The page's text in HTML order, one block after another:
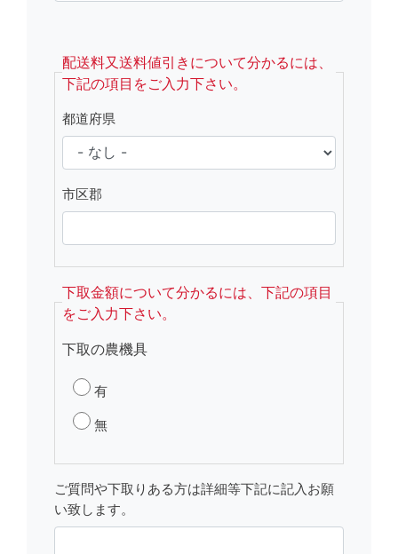
配送料又送料値引きについて分かるには、
下記の項目をご入力下さい。
都道府県
市区郡
下取金額について分かるには、下記の項目
をご入力下さい。
下取の農機具
有
無
ご質問や下取りある方は詳細等下記に記入お願
い致します。